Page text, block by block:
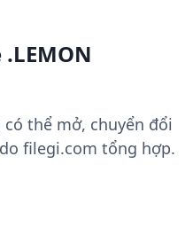
có thể mở, chuyển đổi
filegi.com tổng hợp.